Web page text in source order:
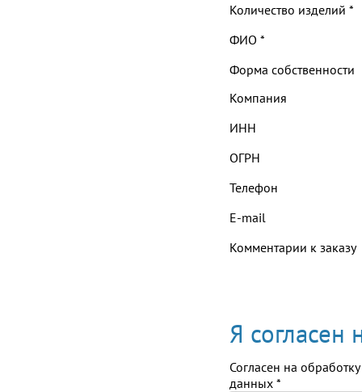
Количество изделий *
ФИО *
Форма собственности
Компания
ИНН
ОГРН
Телефон
E-mail
Комментарии к заказу
Я согласен
Согласен на обработку
данных *